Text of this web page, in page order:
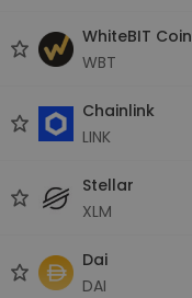
WhiteBIT Coin
WBT
Chainlink
LINK
Stellar
XLM
Dai
DAI